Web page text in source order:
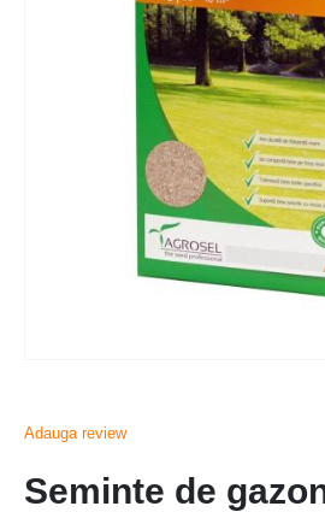
Adauga review
Seminte de